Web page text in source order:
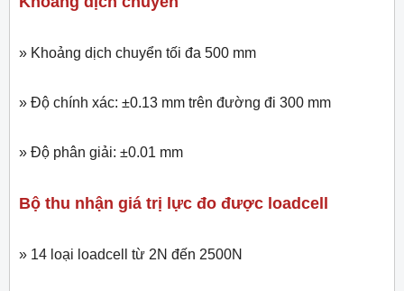
» Khoảng dịch chuyển tối đa 500 mm
» Độ chính xác: ±0.13 mm trên đường đi 300 mm
» Độ phân giải: ±0.01 mm
Bộ thu nhận giá trị lực đo được loadcell
» 14 loại loadcell từ 2N đến 2500N